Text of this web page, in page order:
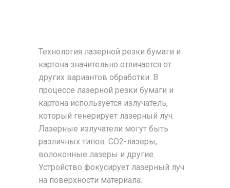
Технология лазерной резки бумаги и
картона значительно отличается от
других вариантов обработки. В
процессе лазерной резки бумаги и
картона используется излучатель,
который генерирует лазерный луч.
Лазерные излучатели могут быть
различных типов: CO2-лазеры,
волоконные лазеры и другие.
Устройство фокусирует лазерный луч
на поверхности материала.